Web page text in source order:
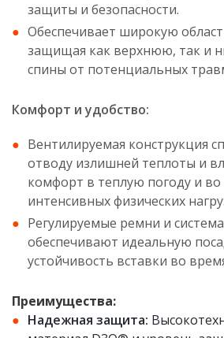
защиты и безопасности.
Обеспечивает широкую
защищая как верхнюю, так и
спины от потенциальных
Комфорт и удобство:
Вентилируемая конструкция
отводу излишней теплоты и
комфорт в теплую погоду и
интенсивных физических
Регулируемые ремни и
обеспечивают идеальную
устойчивость вставки во
Преимущества:
Надежная защита: